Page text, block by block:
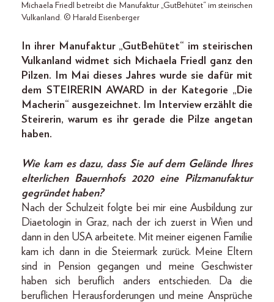
Michaela Friedl betreibt die Manufaktur „GutBehütet“ im steirischen
Vulkanland. © Harald Eisenberger
In ihrer Manufaktur „GutBehütet“ im steirischen
Vulkanland widmet sich Michaela Friedl ganz den
Pilzen. Im Mai dieses Jahres wurde sie dafür mit
dem STEIRERIN AWARD in der Kategorie „Die
Macherin“ ausgezeichnet. Im Interview erzählt die
Steirerin, warum es ihr gerade die Pilze angetan
haben.
Wie kam es dazu, dass Sie auf dem Gelände Ihres
elterlichen Bauernhofs 2020 eine Pilzmanufaktur
gegründet haben?
Nach der Schulzeit folgte bei mir eine Ausbildung zur
Diaetologin in Graz, nach der ich zuerst in Wien und
dann in den USA arbeitete. Mit meiner eigenen Familie
kam ich dann in die Steiermark zurück. Meine Eltern
sind in Pension gegangen und meine Geschwister
haben sich beruflich anders entschieden. Da die
beruflichen Heraus­forderungen und meine Ansprüche